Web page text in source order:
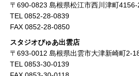
〒690-0823 島根県松江市西川津町4156-
TEL 0852-28-0839
FAX 0852-28-0850
スタジオぴゅあ出雲店
〒693-0012 島根県出雲市大津新崎町2-
TEL 0853-30-0139